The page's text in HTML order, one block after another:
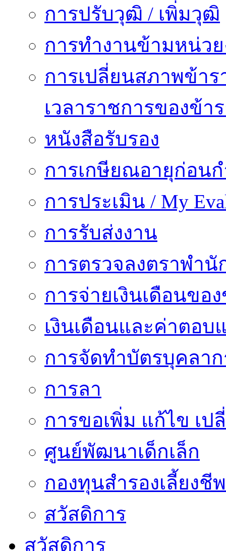
การปรับวุฒิ / เพิ่มวุฒิ
การทำงานข้ามหน่ว
การเปลี่ยนสภาพข้า
เวลาราชการของข้า
หนังสือรับรอง
การเกษียณอายุก่อน
การประเมิน / My
การรับส่งงาน
การตรวจลงตราพำ
การจ่ายเงินเดือนขอ
เงินเดือนและค่าตอบ
การจัดทำบัตรบุคลา
การลา
การขอเพิ่ม แก้ไข เ
ศูนย์พัฒนาเด็กเล็ก
กองทุนสำรองเลี้ยงชีพ
สวัสดิการ
สวัสดิการ